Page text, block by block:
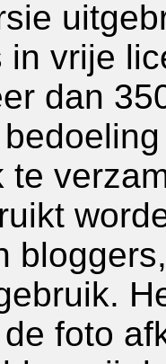
in vrije
dan
te
foto